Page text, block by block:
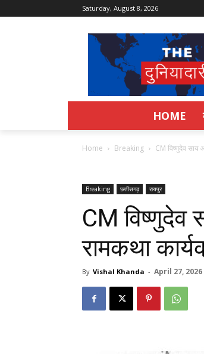
Saturday, August 8, 2026
HOME
Home Breaking CM विष्णुदेव साय
Breaking छत्तीसगढ़ रायपुर
CM विष्णुदेव
रामकथा
By Vishal Khanda - April 27, 2026